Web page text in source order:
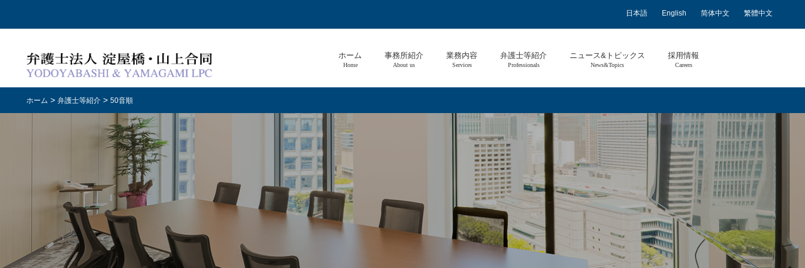
日本語 English 简体中文 繁體中文
ホーム
Home
事務所紹介
About us
業務内容
Services
弁護士等紹介
Professionals
ニュース&トピックス
News&Topics
採用情報
Careers
ホーム > 弁護士等紹介 > 50音順